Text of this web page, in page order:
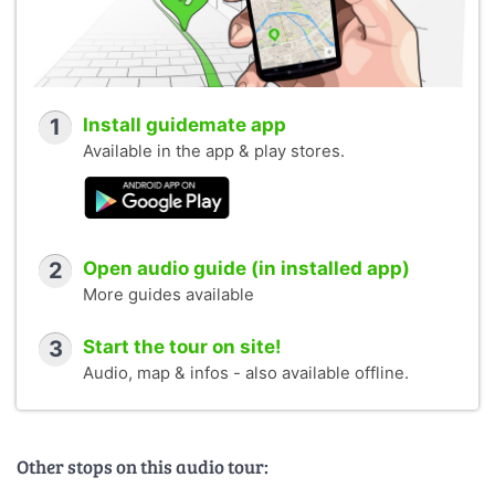
1 Install guidemate app
Available in the app & play stores.
2 Open audio guide (in installed app)
More guides available
3 Start the tour on site!
Audio, map & infos - also available offline.
Other stops on this audio tour: